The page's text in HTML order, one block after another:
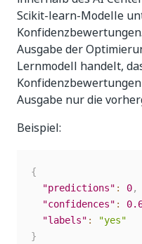
Scikit-learn-Modelle
Ausgabe der
Lernmodell handelt,
Ausgabe nur die
Beispiel:
{
"predictions" : 0,
"confidences" :
"labels" :
"yes"
}